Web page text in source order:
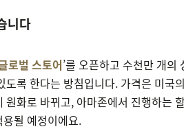
니다
로벌 스토어’를 오픈하고 수천만 개의
도록 한다는 방침입니다. 가격은 미국
원화로 바뀌고, 아마존에서 진행하는
될 예정이에요.